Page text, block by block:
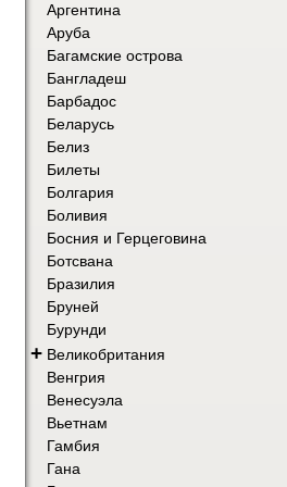
Аргентина
Аруба
Багамские острова
Бангладеш
Барбадос
Беларусь
Белиз
Билеты
Болгария
Боливия
Босния и Герцеговина
Ботсвана
Бразилия
Бруней
Бурунди
+ Великобритания
Венгрия
Венесуэла
Вьетнам
Гамбия
Гана